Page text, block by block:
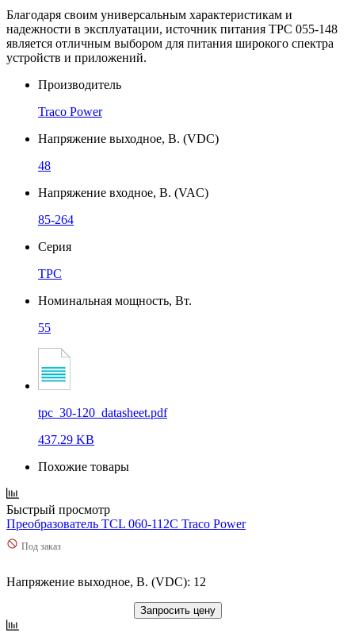
Благодаря своим универсальным характеристикам и
надежности в эксплуатации, источник питания TPC 055-148
является отличным выбором для питания широкого спектра
устройств и приложений.
Производитель
Traco Power
Напряжение выходное, В. (VDC)
48
Напряжение входное, В. (VAC)
85-264
Серия
TPC
Номинальная мощность, Вт.
55
tpc_30-120_datasheet.pdf
437.29 KB
Похожие товары
Быстрый просмотр
Преобразователь TCL 060-112C Traco Power
Под заказ
Напряжение выходное, В. (VDC): 12
Запросить цену